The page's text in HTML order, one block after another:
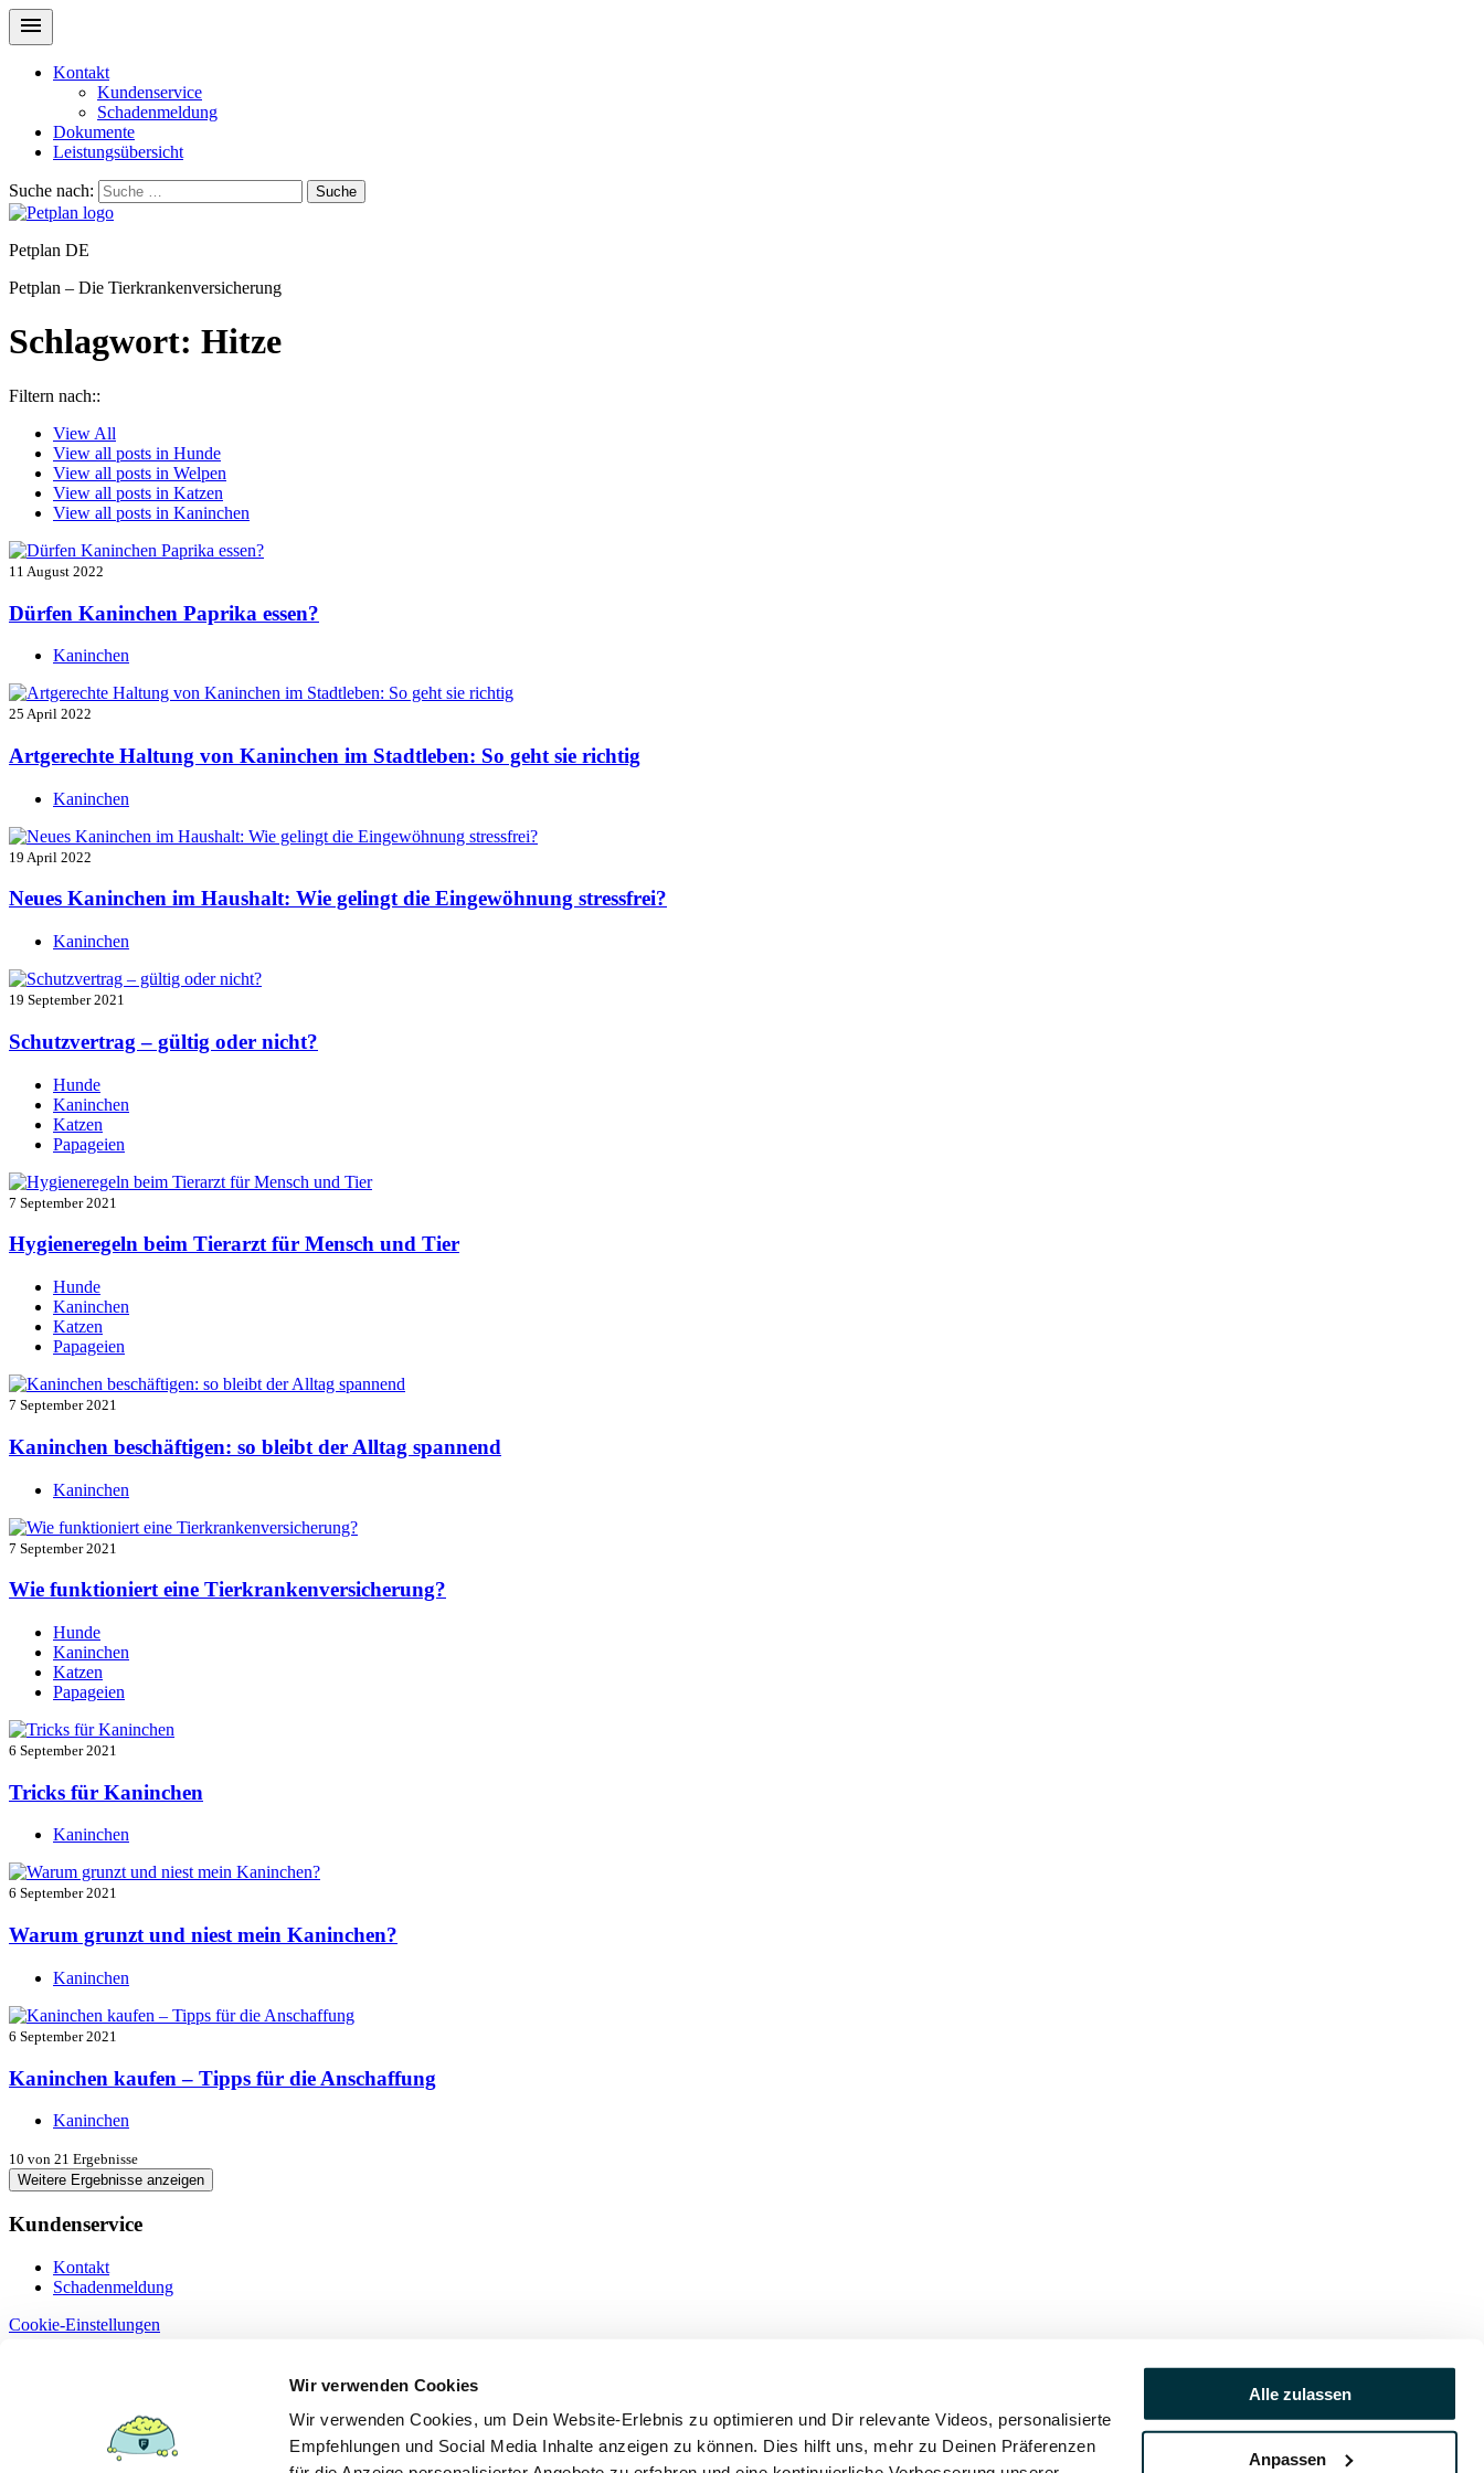
Wir verwenden Cookies
Wir verwenden Cookies, um Dein Website-Erlebnis zu optimieren und Dir relevante Videos, personalisierte
Empfehlungen und Social Media Inhalte anzeigen zu können. Dies hilft uns, mehr zu Deinen Präferenzen
Alle zulassen
Anpassen
Kontakt
Kundenservice
Schadenmeldung
Dokumente
Leistungsübersicht
Suche nach: Suche
Petplan DE
Petplan – Die Tierkrankenversicherung
Schlagwort: Hitze
Filtern nach::
View All
View all posts in Hunde
View all posts in Welpen
View all posts in Katzen
View all posts in Kaninchen
11 August 2022
Dürfen Kaninchen Paprika essen?
Kaninchen
25 April 2022
Artgerechte Haltung von Kaninchen im Stadtleben: So geht sie richtig
Kaninchen
19 April 2022
Neues Kaninchen im Haushalt: Wie gelingt die Eingewöhnung stressfrei?
Kaninchen
19 September 2021
Schutzvertrag – gültig oder nicht?
Hunde
Kaninchen
Katzen
Papageien
7 September 2021
Hygieneregeln beim Tierarzt für Mensch und Tier
Hunde
Kaninchen
Katzen
Papageien
7 September 2021
Kaninchen beschäftigen: so bleibt der Alltag spannend
Kaninchen
7 September 2021
Wie funktioniert eine Tierkrankenversicherung?
Hunde
Kaninchen
Katzen
Papageien
6 September 2021
Tricks für Kaninchen
Kaninchen
6 September 2021
Warum grunzt und niest mein Kaninchen?
Kaninchen
6 September 2021
Kaninchen kaufen – Tipps für die Anschaffung
Kaninchen
10 von 21 Ergebnisse
Weitere Ergebnisse anzeigen
Kundenservice
Kontakt
Schadenmeldung
Cookie-Einstellungen
Datenschutz
Erstinformation §15